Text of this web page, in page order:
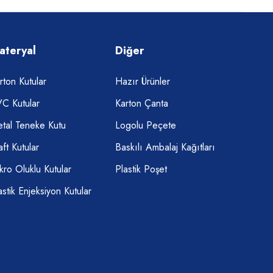
Kutular
Kutular
Teneke Kutu
Kutular
Oluklu Kutular
Enjeksiyon Kutular
Diğer
Hazır Ürünler
Karton Çanta
Logolu Peçete
Baskılı Ambalaj Kağıtları
Plastik Poşet